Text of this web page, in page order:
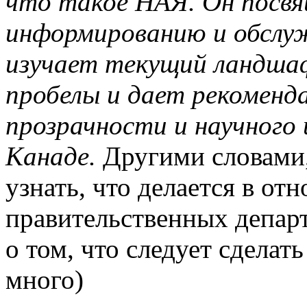
информированию и
изучает текущий
пробелы и дает
прозрачности и
Канаде. Другими
узнать, что делается в
правительственных
о том, что следует
много)